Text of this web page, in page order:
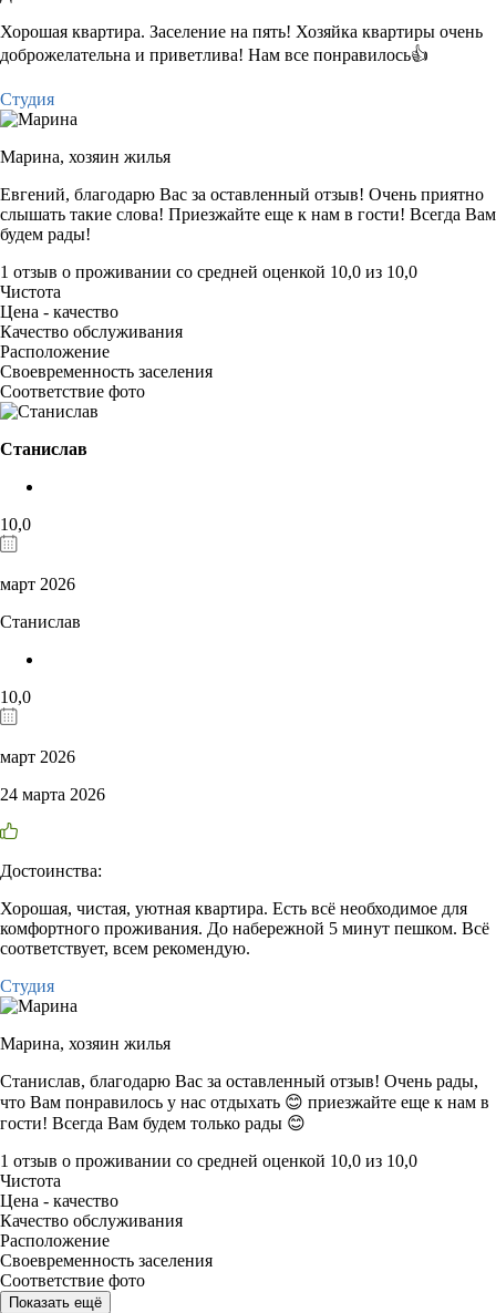
Хорошая квартира. Заселение на пять! Хозяйка квартиры очень
доброжелательна и приветлива! Нам все понравилось👍
Студия
Марина, хозяин жилья
Евгений, благодарю Вас за оставленный отзыв! Очень приятно
слышать такие слова! Приезжайте еще к нам в гости! Всегда Вам
будем рады!
1 отзыв о проживании со средней оценкой 10,0 из 10,0
Чистота
Цена - качество
Качество обслуживания
Расположение
Своевременность заселения
Соответствие фото
Станислав
10,0
март 2026
Станислав
10,0
март 2026
24 марта 2026
Достоинства:
Хорошая, чистая, уютная квартира. Есть всё необходимое для
комфортного проживания. До набережной 5 минут пешком. Всё
соответствует, всем рекомендую.
Студия
Марина, хозяин жилья
Станислав, благодарю Вас за оставленный отзыв! Очень рады,
что Вам понравилось у нас отдыхать 😊 приезжайте еще к нам в
гости! Всегда Вам будем только рады 😊
1 отзыв о проживании со средней оценкой 10,0 из 10,0
Чистота
Цена - качество
Качество обслуживания
Расположение
Своевременность заселения
Соответствие фото
Показать ещё